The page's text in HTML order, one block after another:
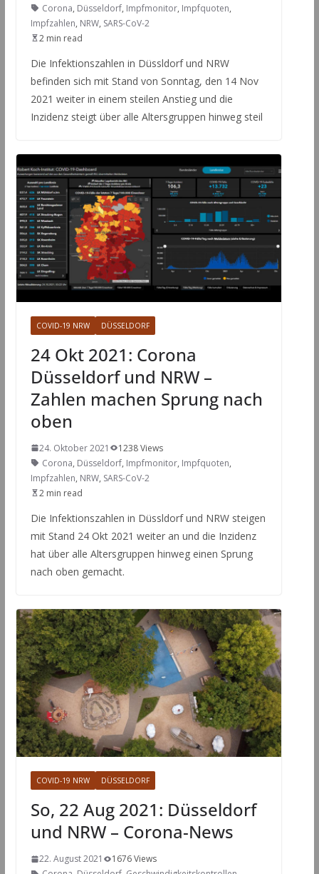
Corona, Düsseldorf, Impfmonitor, Impfquoten,
Impfzahlen, NRW, SARS-CoV-2
2 min read
Die Infektionszahlen in Düssldorf und NRW
befinden sich mit Stand von Sonntag, den 14 Nov
2021 weiter in einem steilen Anstieg und die
Inzidenz steigt über alle Altersgruppen hinweg steil
COVID-19 NRW DÜSSELDORF
24 Okt 2021: Corona
Düsseldorf und NRW –
Zahlen machen Sprung nach
oben
24. Oktober 2021
1238 Views
Corona, Düsseldorf, Impfmonitor, Impfquoten,
Impfzahlen, NRW, SARS-CoV-2
2 min read
Die Infektionszahlen in Düssldorf und NRW steigen
mit Stand 24 Okt 2021 weiter an und die Inzidenz
hat über alle Altersgruppen hinweg einen Sprung
nach oben gemacht.
COVID-19 NRW DÜSSELDORF
So, 22 Aug 2021: Düsseldorf
und NRW – Corona-News
22. August 2021
1676 Views